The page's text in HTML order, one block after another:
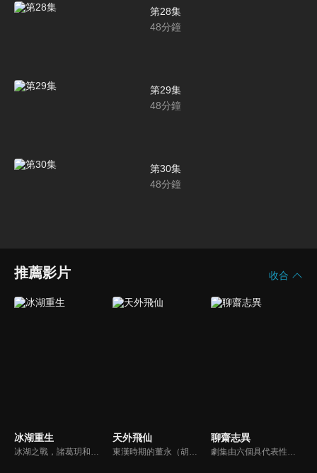
第28集
48分鐘
第29集
48分鐘
第30集
48分鐘
推薦影片 收合
冰湖重生 天外飛仙 聊齋志異